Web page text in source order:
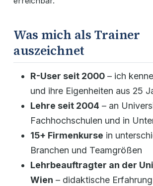
Was mich als Trainer
auszeichnet
R-User seit 2000– ich
und ihre Eigenheiten aus 25
Lehre seit 2004 – an
Fachhochschulen und in
15+ Firmenkurse in
Branchen und Teamgrößen
Lehrbeauftragter an der
Wien – didaktische